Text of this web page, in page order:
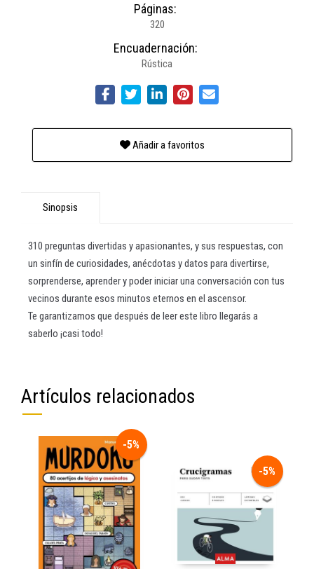
Páginas:
320
Encuadernación:
Rústica
Añadir a favoritos
Sinopsis
310 preguntas divertidas y apasionantes, y sus respuestas, con
un sinfín de curiosidades, anécdotas y datos para divertirse,
sorprenderse, aprender y poder iniciar una conversación con tus
vecinos durante esos minutos eternos en el ascensor.
Te garantizamos que después de leer este libro llegarás a
saberlo ¡casi todo!
Artículos relacionados
-5%
-5%